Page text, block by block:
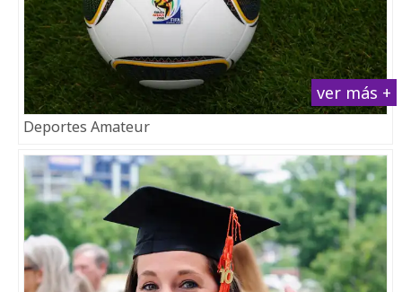
ver más +
Deportes Amateur